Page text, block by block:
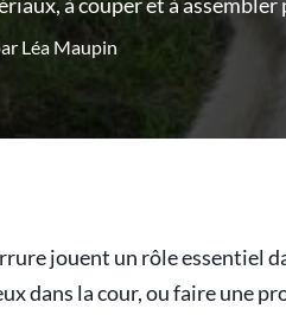
Léa Maupin
jouent un rôle essentiel
dans la cour, ou faire une